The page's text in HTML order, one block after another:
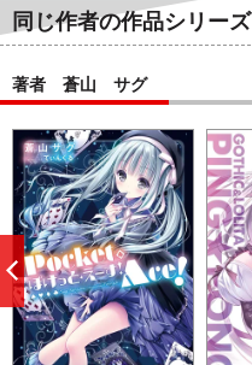
同じ作者の作品シリーズ
著者 蒼山 サグ
前
へ